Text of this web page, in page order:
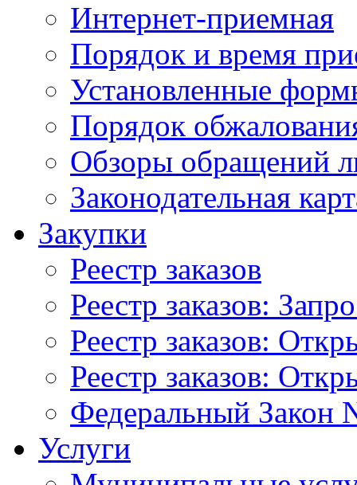
Интернет-приемная
Порядок и время
Установленные
Порядок
Обзоры обращений
Законодательная
Закупки
Реестр заказов
Реестр заказов:
Реестр заказов:
Реестр заказов:
Федеральный Закон
Услуги